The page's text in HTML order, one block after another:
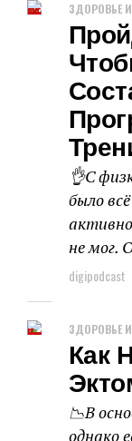
ЗДОРОВЬЕ
👌С
было
не мог.
digipodcast
ЗДОРОВЬЕ
Как
📉В
однако